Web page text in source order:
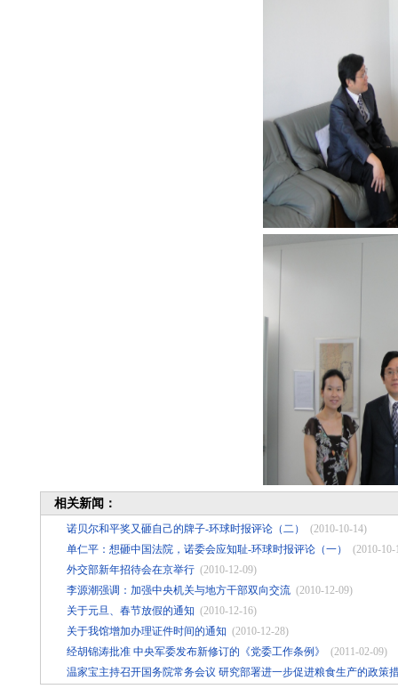
相关新闻：
诺贝尔和平奖又砸自己的牌子-环球时报评论（二）
(2010-10-14)
单仁平：想砸中国法院，诺委会应知耻-环球时报评论（一）
(2010-10-
外交部新年招待会在京举行 (2010-12-09)
李源潮强调：加强中央机关与地方干部双向交流 (2010-12-09)
关于元旦、春节放假的通知 (2010-12-16)
关于我馆增加办理证件时间的通知 (2010-12-28)
经胡锦涛批准 中央军委发布新修订的《党委工作条例》
(2011-02-09)
温家宝主持召开国务院常务会议 研究部署进一步促进粮食生产的政策